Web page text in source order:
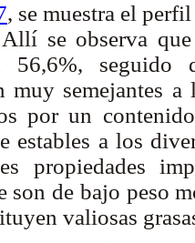
, se muestra el
se observa
56,6%,
muy semejantes
por un
estables a los
propiedades
son de bajo peso
valiosas